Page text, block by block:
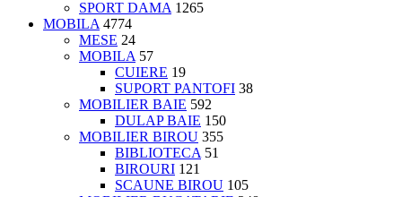
SPORT DAMA 1265
MOBILA 4774
MESE 24
MOBILA 57
CUIERE 19
SUPORT PANTOFI 38
MOBILIER BAIE 592
DULAP BAIE 150
MOBILIER BIROU 355
BIBLIOTECA 51
BIROURI 121
SCAUNE BIROU 105